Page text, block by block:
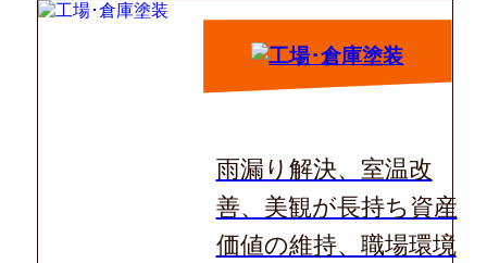
雨漏り解決、室温改
善、美観が長持ち資産
価値の維持、職場環境